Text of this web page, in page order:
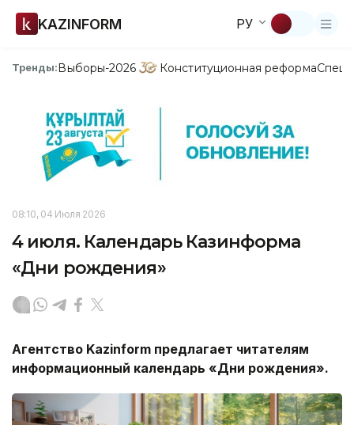
KAZINFORM РУ
Тренды:Выборы-2026 Конституционная реформа
08:10, 04 Июля 2026
4 июля. Календарь Казинформа
«Дни рождения»
Агентство Kazinform предлагает читателям
информационный календарь «Дни рождения».